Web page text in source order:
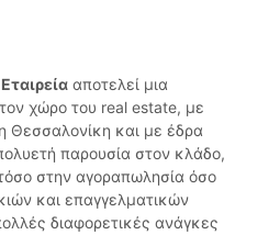
αποτελεί μια
χώρο του real estate, με
Θεσσαλονίκη και με έδρα
παρουσία στον κλάδο,
τόσο στην αγοραπωλησία όσο
και επαγγελματικών
διαφορετικές ανάγκες